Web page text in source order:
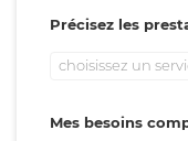
Précisez les
choisissez un
Mes besoins